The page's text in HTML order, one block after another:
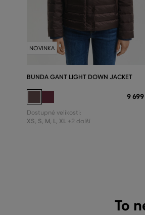
NOVINKA
BUNDA GANT LIGHT DOWN JACKET
9 699
Dostupné velikosti:
XS, S, M, L, XL +2 další
To